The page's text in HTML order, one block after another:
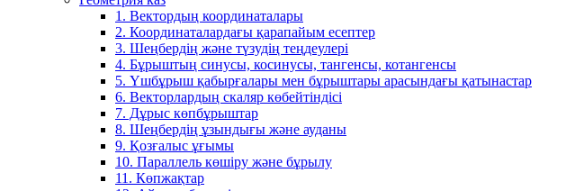
1. Вектордың координаталары
2. Координаталардағы қарапайым есептер
3. Шеңбердің және түзудің теңдеулері
4. Бұрыштың синусы, косинусы, тангенсы, котангенсы
5. Үшбұрыш қабырғалары мен бұрыштары арасындағы қатынастар
6. Векторлардың скаляр көбейтіндісі
7. Дұрыс көпбұрыштар
8. Шеңбердің ұзындығы және ауданы
9. Қозғалыс ұғымы
10. Параллель көшіру және бұрылу
11. Көпжақтар